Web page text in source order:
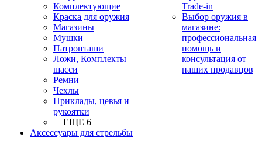
Комплектующие
Краска для оружия
Магазины
Мушки
Патронташи
Ложи, Комплекты
шасси
Ремни
Чехлы
Приклады, цевья и
рукоятки
+ ЕЩЕ 6
Аксессуары для стрельбы
Trade-in
Выбор оружия в
магазине:
профессиональная
помощь и
консультация от
наших продавцов